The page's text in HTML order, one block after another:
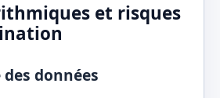
et risques
données